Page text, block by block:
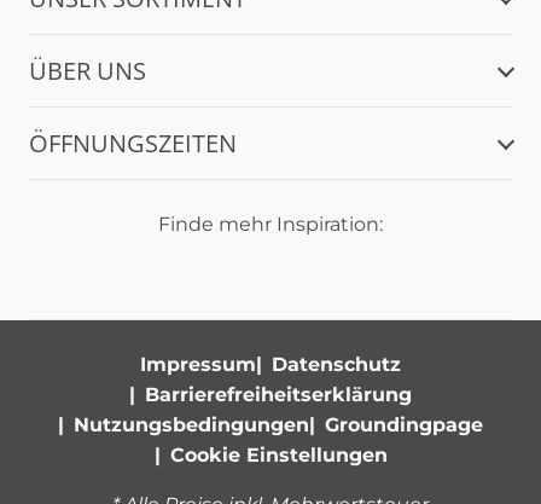
ÜBER UNS
ÖFFNUNGSZEITEN
Finde mehr Inspiration:
Impressum
Datenschutz
Barrierefreiheitserklärung
Nutzungsbedingungen
Groundingpage
Cookie Einstellungen